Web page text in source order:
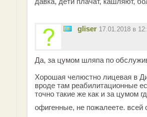
gliser 17.01.2018 в
Да, за цумом шляпа по
Хорошая челюстно лицевая в
вроде там реабилитационные
точно такие же как и за цумом
офигенные, не пожалеете.